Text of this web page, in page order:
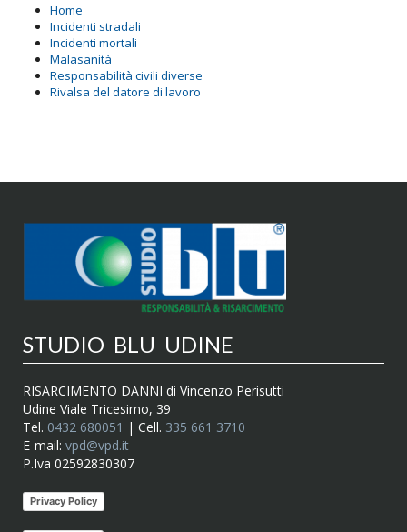
Home
Incidenti stradali
Incidenti mortali
Malasanità
Responsabilità civili diverse
Rivalsa del datore di lavoro
STUDIO BLU UDINE
RISARCIMENTO DANNI di Vincenzo Perisutti
Udine Viale Tricesimo, 39
Tel. 0432 680051 | Cell. 335 661 3710
E-mail: vpd@vpd.it
P.Iva 02592830307
Privacy Policy